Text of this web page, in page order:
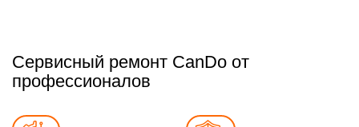
Сервисный ремонт CanDo от
профессионалов